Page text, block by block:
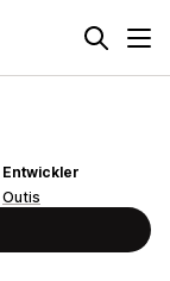
Entwickler
Outis